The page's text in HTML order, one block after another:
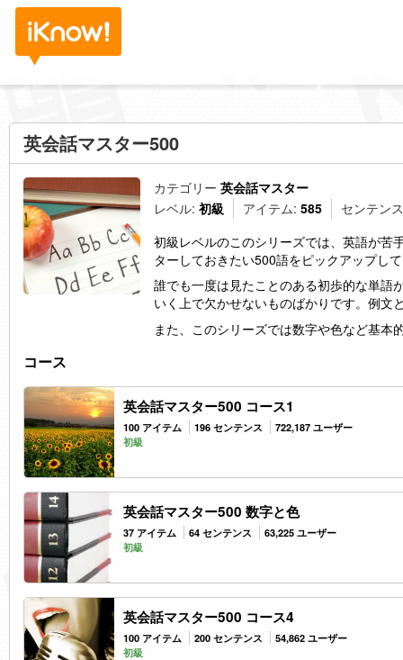
英会話マスター500
カテゴリー 英会話マスター
レベル: 初級 アイテム: 585
センテン
初級レベルのこのシリーズでは、英語が苦
ターしておきたい500語をピックアップし
誰でも一度は見たことのある初歩的な単語
いく上で欠かせないものばかりです。例文
また、このシリーズでは数字や色など基
コース
英会話マスター500 コース1
100 アイテム 196 センテンス
722,187 ユーザー
初級
英会話マスター500 数字と色
37 アイテム 64 センテンス
63,225 ユーザー
初級
英会話マスター500 コース4
100 アイテム 200 センテンス
54,862 ユーザー
初級